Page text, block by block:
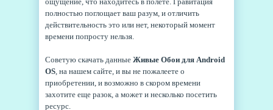
полностью поглощает ваш разум, и отличить
действительность это или нет, некоторый момент
времени попросту нельзя.
Советую скачать данные Живые Обои для Android
OS, на нашем сайте, и вы не пожалеете о
приобретении, и возможно в скором времени
захотите еще разок, а может и несколько посетить
ресурс.